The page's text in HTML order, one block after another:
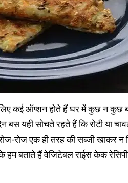
कई ऑप्शन होते हैं घर में कुछ न कुछ
बस यही सोचते रहते हैं कि रोटी या
रोज एक ही तरह की सब्जी खाकर न
बताते हैं वेजिटेबल राईस केक